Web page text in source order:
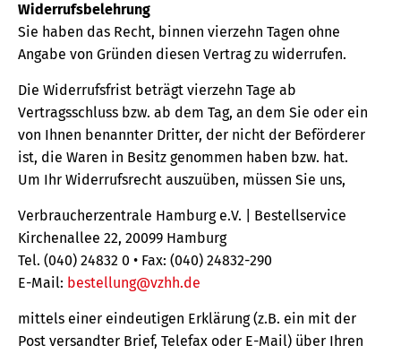
Widerrufsbelehrung
Sie haben das Recht, binnen vierzehn Tagen ohne
Angabe von Gründen diesen Vertrag zu widerrufen.
Die Widerrufsfrist beträgt vierzehn Tage ab
Vertragsschluss bzw. ab dem Tag, an dem Sie oder ein
von Ihnen benannter Dritter, der nicht der Beförderer
ist, die Waren in Besitz genommen haben bzw. hat.
Um Ihr Widerrufsrecht auszuüben, müssen Sie uns,
Verbraucherzentrale Hamburg e.V. | Bestellservice
Kirchenallee 22, 20099 Hamburg
Tel. (040) 24832 0 • Fax: (040) 24832-290
E-Mail: bestellung@vzhh.de
mittels einer eindeutigen Erklärung (z.B. ein mit der
Post versandter Brief, Telefax oder E-Mail) über Ihren